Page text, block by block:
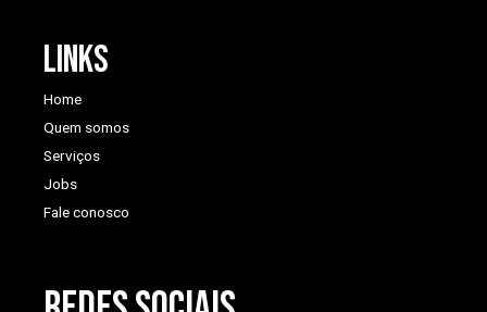
Links
Home
Quem somos
Serviços
Jobs
Fale conosco